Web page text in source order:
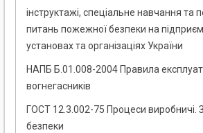
інструктажі, спеціальне навчання та
питань пожежної безпеки на
установах та організаціях України
НАПБ Б.01.008-2004 Правила
вогнегасників
ГОСТ 12.3.002-75 Процеси виробничі.
безпеки